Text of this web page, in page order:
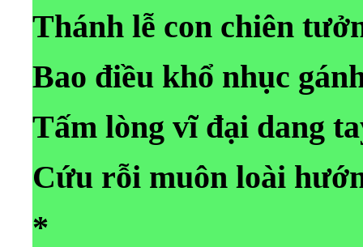
Thánh lễ con chiên
Bao điều khổ nhục
Tấm lòng vĩ đại dang
Cứu rỗi muôn loài
*